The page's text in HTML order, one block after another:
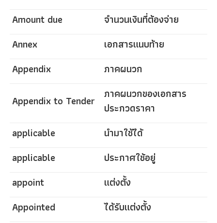
Amount due
จำนวนเงินที่ต้องจ่าย
Annex
เอกสารแนบท้าย
Appendix
ภาคผนวก
Appendix to Tender
ภาคผนวกของเอกสาร
ประกวดราคา
applicable
นำมาใช้ได้
applicable
ประกาศใช้อยู่
appoint
แต่งตั้ง
Appointed
ได้รับแต่งตั้ง